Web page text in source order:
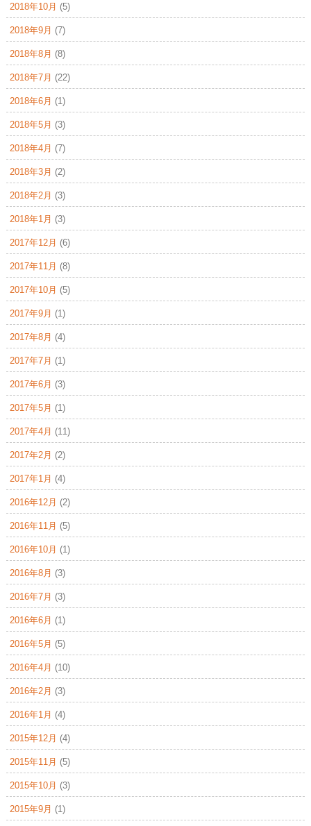
2018年10月 (5)
2018年9月 (7)
2018年8月 (8)
2018年7月 (22)
2018年6月 (1)
2018年5月 (3)
2018年4月 (7)
2018年3月 (2)
2018年2月 (3)
2018年1月 (3)
2017年12月 (6)
2017年11月 (8)
2017年10月 (5)
2017年9月 (1)
2017年8月 (4)
2017年7月 (1)
2017年6月 (3)
2017年5月 (1)
2017年4月 (11)
2017年2月 (2)
2017年1月 (4)
2016年12月 (2)
2016年11月 (5)
2016年10月 (1)
2016年8月 (3)
2016年7月 (3)
2016年6月 (1)
2016年5月 (5)
2016年4月 (10)
2016年2月 (3)
2016年1月 (4)
2015年12月 (4)
2015年11月 (5)
2015年10月 (3)
2015年9月 (1)